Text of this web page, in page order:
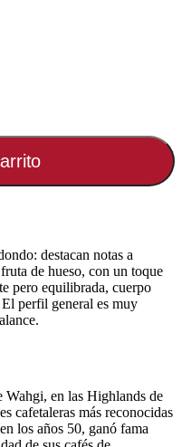
destacan notas a
de hueso, con un toque
pero equilibrada, cuerpo
perfil general es muy
en las Highlands de
cafetaleras más reconocidas
los años 50, ganó fama